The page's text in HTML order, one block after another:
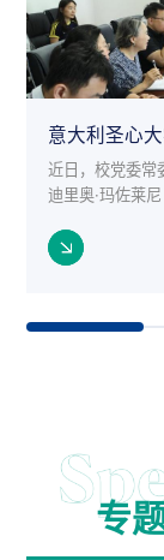
意大利圣心
近日，校党委常
迪里奥·玛佐莱
利来...
专